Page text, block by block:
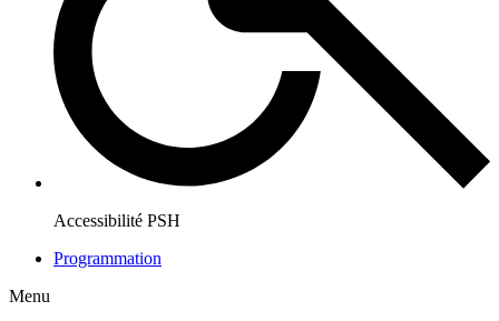
Accessibilité PSH
Programmation
Menu